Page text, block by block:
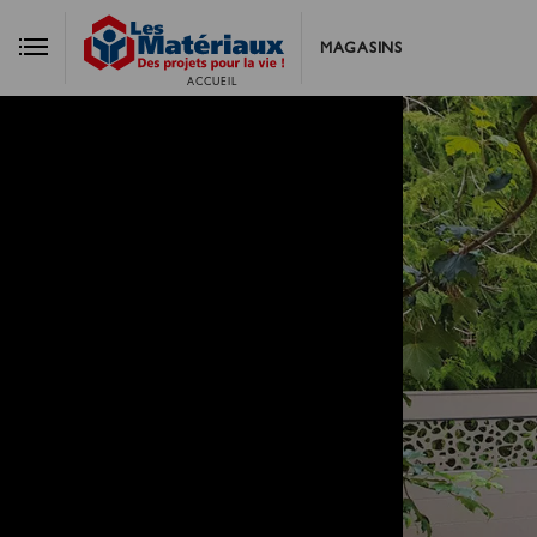
ACCUEIL
MAGASINS